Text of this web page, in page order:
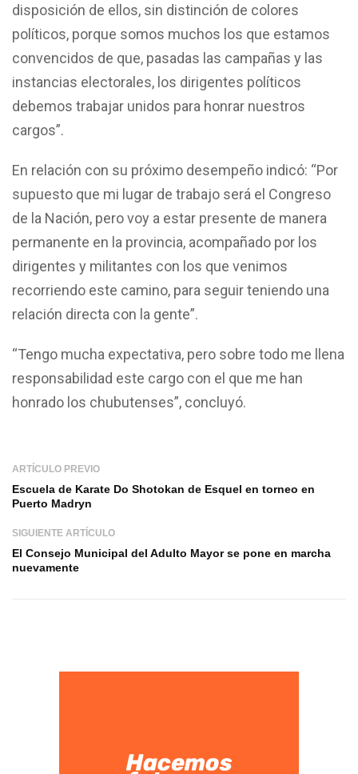
disposición de ellos, sin distinción de colores
políticos, porque somos muchos los que estamos
convencidos de que, pasadas las campañas y las
instancias electorales, los dirigentes políticos
debemos trabajar unidos para honrar nuestros
cargos”.
En relación con su próximo desempeño indicó: “Por
supuesto que mi lugar de trabajo será el Congreso
de la Nación, pero voy a estar presente de manera
permanente en la provincia, acompañado por los
dirigentes y militantes con los que venimos
recorriendo este camino, para seguir teniendo una
relación directa con la gente”.
“Tengo mucha expectativa, pero sobre todo me llena
responsabilidad este cargo con el que me han
honrado los chubutenses”, concluyó.
ARTÍCULO PREVIO
Escuela de Karate Do Shotokan de Esquel en torneo en
Puerto Madryn
SIGUIENTE ARTÍCULO
El Consejo Municipal del Adulto Mayor se pone en marcha
nuevamente